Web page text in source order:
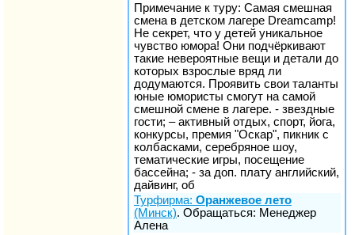
Примечание к туру: Самая смешная
смена в детском лагере Dreamcamp!
Не секрет, что у детей уникальное
чувство юмора! Они подчёркивают
такие невероятные вещи и детали до
которых взрослые вряд ли
додумаются. Проявить свои таланты
юные юмористы смогут на самой
смешной смене в лагере. - звездные
гости; – активный отдых, спорт, йога,
конкурсы, премия "Оскар", пикник с
колбасками, серебряное шоу,
тематические игры, посещение
бассейна; - за доп. плату английский,
дайвинг, об
Турфирма: Оранжевое лето
(Минск). Обращаться: Менеджер
Алена